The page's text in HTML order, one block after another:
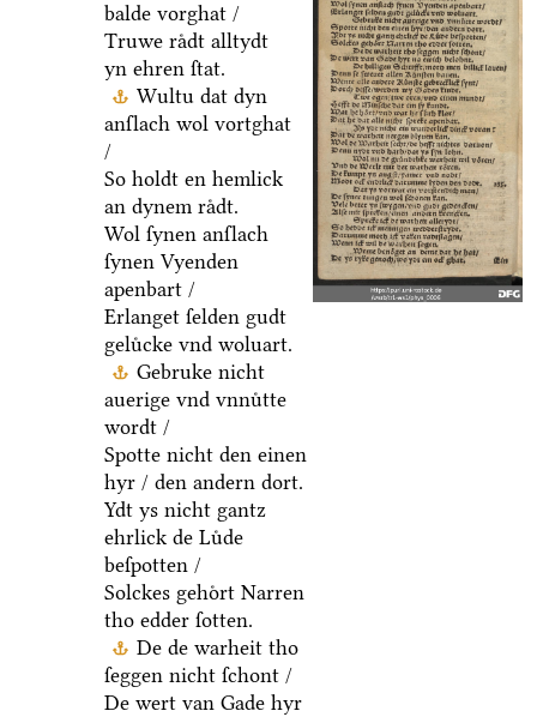
balde vorghat /
Truwe raͤdt alltydt
yn ehren ſtat.
Wultu dat dyn
anſlach wol vortghat
/
So holdt en hemlick
an dynem raͤdt.
Wol ſynen anſlach
ſynen Vyenden
apenbart /
Erlanget ſelden gudt
geluͤcke vnd woluart.
Gebruke nicht
auerige vnd vnnuͤtte
wordt /
Spotte nicht den einen
hyr / den andern dort.
Ydt ys nicht gantz
ehrlick de Luͤde
beſpotten /
Solckes gehoͤrt Narren
tho edder ſotten.
De de warheit tho
ſeggen nicht ſchont /
De wert van Gade hyr